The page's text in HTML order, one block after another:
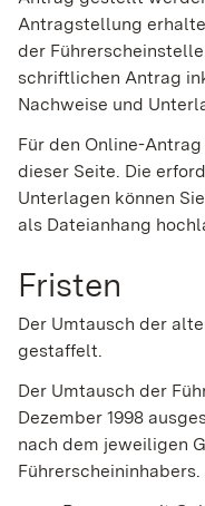
Antragstellung
der
schriftlichen Antrag
Nachweise und
Für den Online-
dieser Seite. Die
Unterlagen können
als Dateianhang
Fristen
Der Umtausch der
gestaffelt.
Der Umtausch der
Dezember 1998
nach dem jeweiligen